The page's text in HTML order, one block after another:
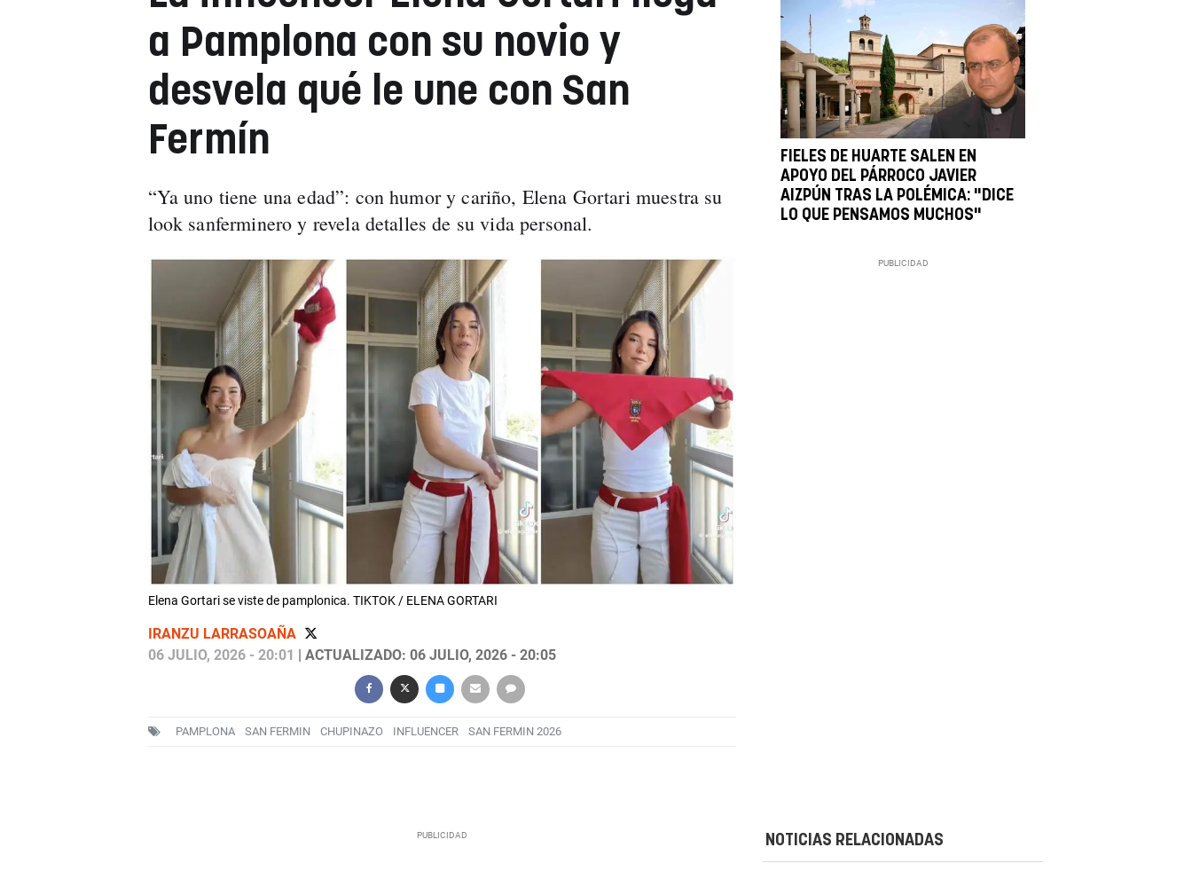
a Pamplona con su novio y
desvela qué le une con San
Fermín
“Ya uno tiene una edad”: con humor y cariño, Elena Gortari muestra su
look sanferminero y revela detalles de su vida personal.
Elena Gortari se viste de pamplonica. TIKTOK / ELENA GORTARI
IRANZU LARRASOAÑA
06 JULIO, 2026 - 20:01 | ACTUALIZADO: 06 JULIO, 2026 - 20:05
PAMPLONA SAN FERMIN CHUPINAZO INFLUENCER SAN FERMIN 2026
FIELES DE HUARTE SALEN EN
APOYO DEL PÁRROCO JAVIER
AIZPÚN TRAS LA POLÉMICA: "DICE
LO QUE PENSAMOS MUCHOS"
NOTICIAS RELACIONADAS